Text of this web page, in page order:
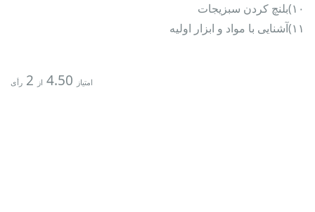
۱۰)بلنچ کردن سبزیجات
۱۱)آشنایی با مواد و ابزار اولیه
امتیاز 4.50 از 2 رأی